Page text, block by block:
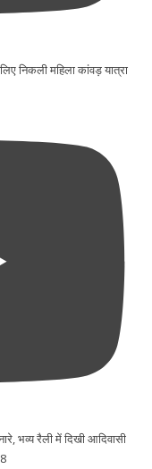
निकली महिला कांवड़ यात्रा
भव्य रैली में दिखी आदिवासी